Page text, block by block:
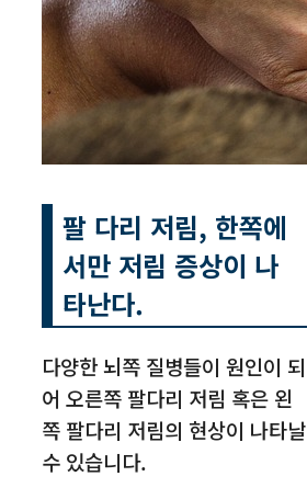
팔 다리 저림, 한쪽에
서만 저림 증상이 나
타난다.
다양한 뇌쪽 질병들이 원인이 되
어 오른쪽 팔다리 저림 혹은 왼
쪽 팔다리 저림의 현상이 나타날
수 있습니다.